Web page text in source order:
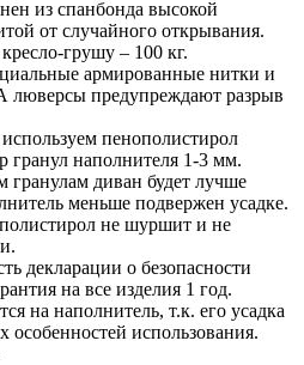
из спанбонда высокой
от случайного открывания.
грушу – 100 кг.
армированные нитки и
люверсы предупреждают разрыв
пенополистирол
гранул наполнителя 1-3 мм.
гранулам диван будет лучше
меньше подвержен усадке.
не шуршит и не
декларации о безопасности
на все изделия 1 год.
на наполнитель, т.к. его усадка
особенностей использования.